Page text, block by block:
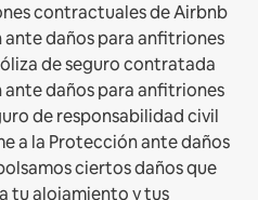
contractuales de Airbnb
daños para anfitriones
de seguro contratada
daños para anfitriones
de responsabilidad civil
a la Protección ante daños
ciertos daños que
tu alojamiento y tus